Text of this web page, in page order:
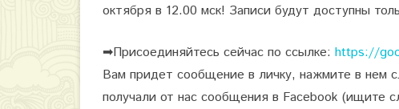
октября в 12.00 мск! Записи будут доступны
➡Присоединяйтесь сейчас по ссылке: https://
Вам придет сообщение в личку, нажмите в
получали от нас сообщения в Facebook